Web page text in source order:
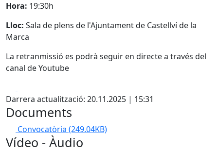
Hora: 19:30h
Lloc: Sala de plens de l'Ajuntament de Castellví de la
Marca
La retranmissió es podrà seguir en directe a través del
canal de Youtube
Darrera actualització: 20.11.2025 | 15:31
Documents
Convocatòria (249.04KB)
Vídeo - Àudio